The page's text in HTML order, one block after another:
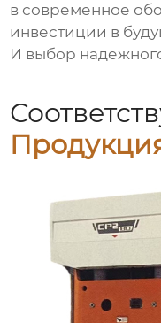
в современное
инвестиции в
И выбор